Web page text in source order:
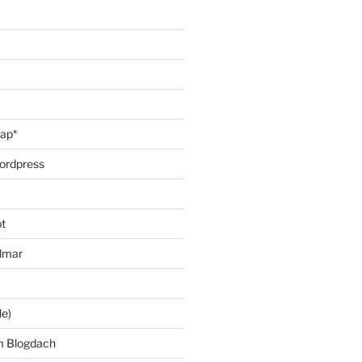
Blogdach